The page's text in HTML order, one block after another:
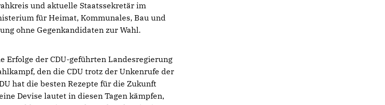
und aktuelle Staatssekretär im
für Heimat, Kommunales, Bau und
ohne Gegenkandidaten zur Wahl.
Erfolge der CDU-geführten Landesregierung
den die CDU trotz der Unkenrufe der
hat die besten Rezepte für die Zukunft
Devise lautet in diesen Tagen kämpfen,